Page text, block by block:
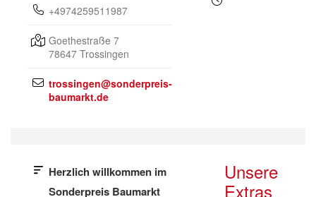
+4974259511987
Goethestraße 7
78647 Trossingen
trossingen@sonderpreis-
baumarkt.de
Herzlich willkommen im
Sonderpreis Baumarkt
Unsere
Extras